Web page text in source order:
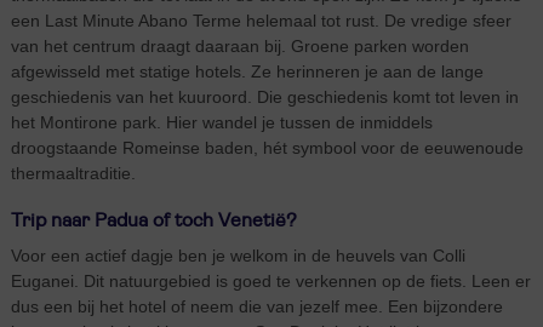
een Last Minute Abano Terme helemaal tot rust. De vredige sfeer
van het centrum draagt daaraan bij. Groene parken worden
afgewisseld met statige hotels. Ze herinneren je aan de lange
geschiedenis van het kuuroord. Die geschiedenis komt tot leven in
het Montirone park. Hier wandel je tussen de inmiddels
droogstaande Romeinse baden, hét symbool voor de eeuwenoude
thermaaltraditie.
Trip naar Padua of toch Venetië?
Voor een actief dagje ben je welkom in de heuvels van Colli
Euganei. Dit natuurgebied is goed te verkennen op de fiets. Leen er
dus een bij het hotel of neem die van jezelf mee. Een bijzondere